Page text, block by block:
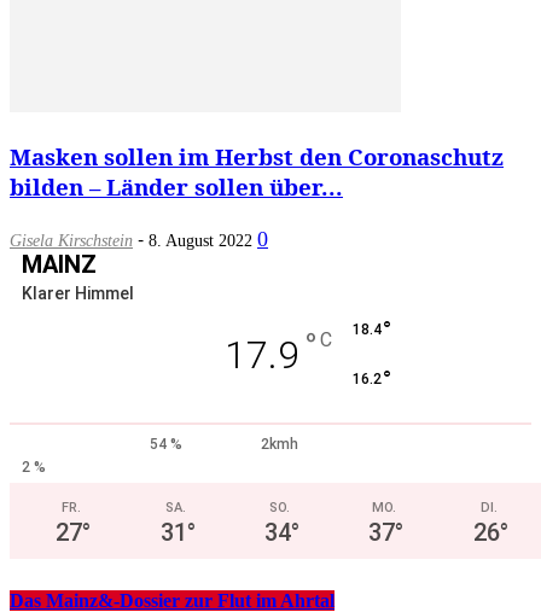
Masken sollen im Herbst den Coronaschutz
bilden – Länder sollen über...
Gisela Kirschstein - 8. August 2022 0
MAINZ
Klarer Himmel
17.9 ° C 18.4°
16.2°
54 %
2kmh
2 %
FR.
27°
SA.
31°
SO.
34°
MO.
37°
DI.
26°
Das Mainz&-Dossier zur Flut im Ahrtal